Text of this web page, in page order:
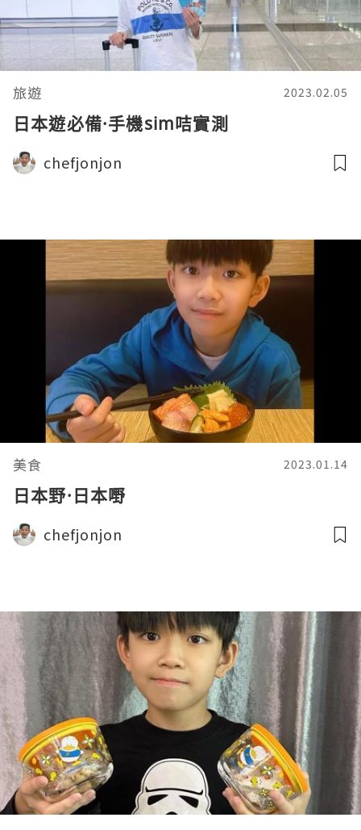
旅遊 2023.02.05
日本遊必備·手機sim咭實測
chefjonjon
美食 2023.01.14
日本野·日本嘢
chefjonjon